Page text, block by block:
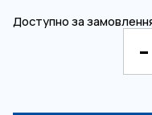
Доступно за